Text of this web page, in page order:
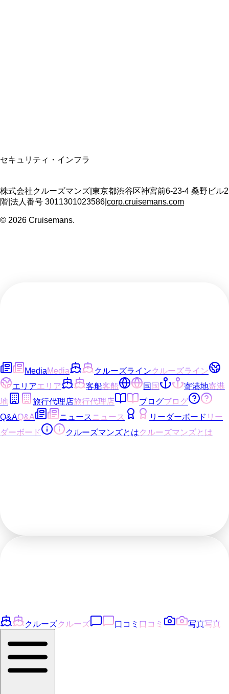
セキュリティ・インフラ
株式会社クルーズマンズ 東京都渋谷区神宮前6-23-4 桑野ビル2
階 法人番号 3011301023586 corp.cruisemans.com
© 2026 Cruisemans.
MediaMedia クルーズラインクルーズライン
エリアエリア 客船客船 国国 寄港地寄港
地
旅行代理店旅行代理店 ブログブログ
Q&AQ&A ニュース ニュース リーダーボード リー
ダーボード
クルーズマンズとはクルーズマンズとは
クルーズクルーズ 口コミ 口コミ 写真写真